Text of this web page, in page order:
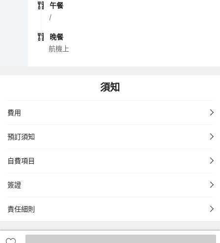
午餐
/
晚餐
航機上
須知
費用
預訂須知
自費項目
簽證
責任細則